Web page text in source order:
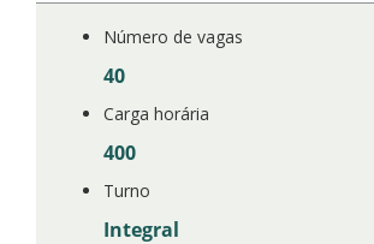
Orientações para Matrícula
Cadastro de interesse
Número de vagas
40
Carga horária
400
Turno
Integral